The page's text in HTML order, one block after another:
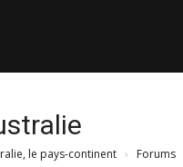
le pays-continent › Forums